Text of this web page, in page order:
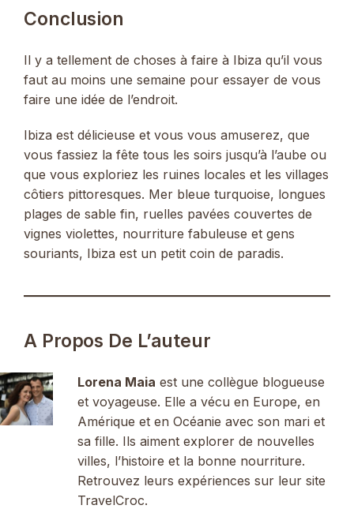
Conclusion
Il y a tellement de choses à faire à Ibiza qu’il vous
faut au moins une semaine pour essayer de vous
faire une idée de l’endroit.
Ibiza est délicieuse et vous vous amuserez, que
vous fassiez la fête tous les soirs jusqu’à l’aube ou
que vous exploriez les ruines locales et les villages
côtiers pittoresques. Mer bleue turquoise, longues
plages de sable fin, ruelles pavées couvertes de
vignes violettes, nourriture fabuleuse et gens
souriants, Ibiza est un petit coin de paradis.
A Propos De L’auteur
Lorena Maia est une collègue blogueuse
et voyageuse. Elle a vécu en Europe, en
Amérique et en Océanie avec son mari et
sa fille. Ils aiment explorer de nouvelles
villes, l’histoire et la bonne nourriture.
Retrouvez leurs expériences sur leur site
TravelCroc.